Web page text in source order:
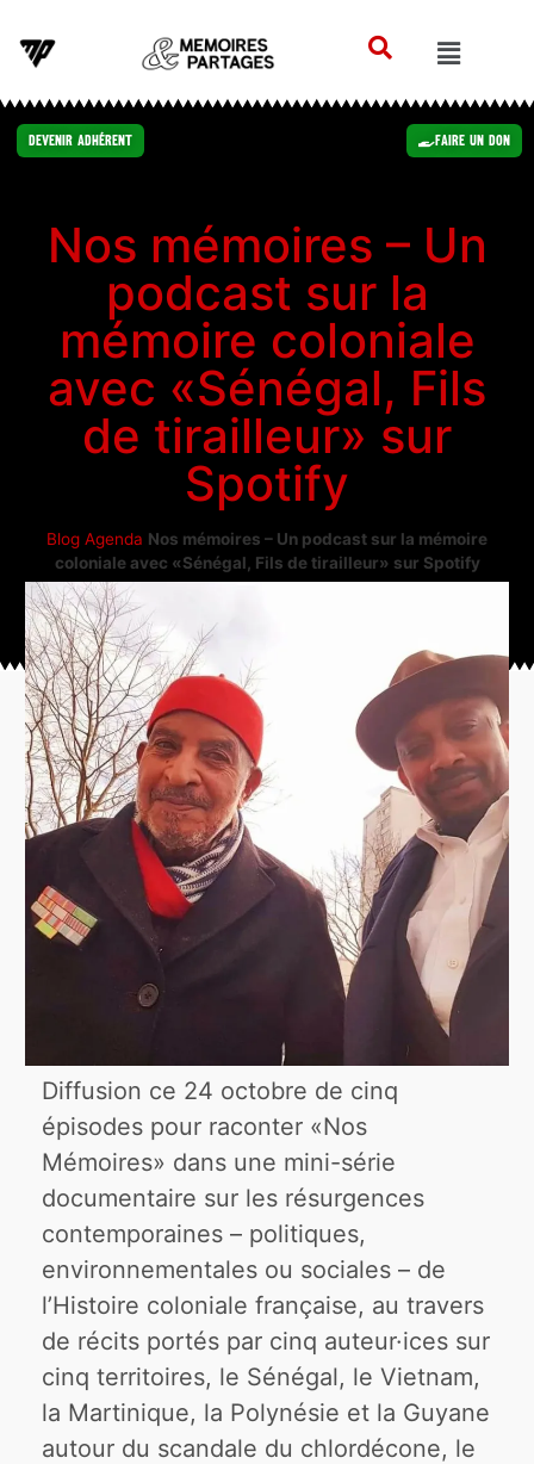
Devenir Adhérent Faire un Don
Nos mémoires – Un
podcast sur la
mémoire coloniale
avec «Sénégal, Fils
de tirailleur» sur
Spotify
Blog Agenda Nos mémoires – Un podcast sur la mémoire
coloniale avec «Sénégal, Fils de tirailleur» sur Spotify
Diffusion ce 24 octobre de cinq
épisodes pour raconter «Nos
Mémoires» dans une mini-série
documentaire sur les résurgences
contemporaines – politiques,
environnementales ou sociales – de
l’Histoire coloniale française, au travers
de récits portés par cinq auteur·ices sur
cinq territoires, le Sénégal, le Vietnam,
la Martinique, la Polynésie et la Guyane
autour du scandale du chlordécone, le